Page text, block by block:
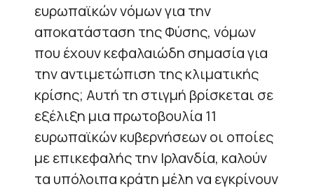
ευρωπαϊκών νόμων για την
αποκατάσταση της Φύσης, νόμων
που έχουν κεφαλαιώδη σημασία για
την αντιμετώπιση της κλιματικής
κρίσης; Αυτή τη στιγμή βρίσκεται σε
εξέλιξη μια πρωτοβουλία 11
ευρωπαϊκών κυβερνήσεων οι οποίες
με επικεφαλής την Ιρλανδία, καλούν
τα υπόλοιπα κράτη μέλη να εγκρίνουν